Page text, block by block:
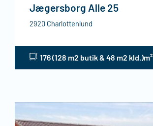
Jægersborg Alle 25
2920 Charlottenlund
176 (128 m2 butik & 48 m2 kld.)m²